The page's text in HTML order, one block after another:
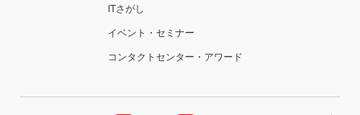
ITさがし
イベント・セミナー
コンタクトセンター・アワード